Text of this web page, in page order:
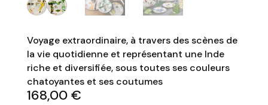
Voyage extraordinaire, à travers des scènes de
la vie quotidienne et représentant une Inde
riche et diversifiée, sous toutes ses couleurs
chatoyantes et ses coutumes
168,00 €